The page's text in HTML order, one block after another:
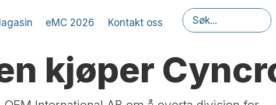
eMC 2026 Kontakt oss Søk
kjøper